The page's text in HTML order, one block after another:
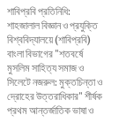
শাবিপ্রবি প্রতিনিধি:
শাহজালাল বিজ্ঞান ও প্রযুক্তি
বিশ্ববিদ্যালয়ে (শাবিপ্রবি)
বাংলা বিভাগের "শতবর্ষে
মুসলিম সাহিত্য সমাজ ও
সিলেটে নজরুল: মুক্তচিন্তা ও
দ্রোহের উত্তরাধিকার" শীর্ষক
প্রথম আন্তর্জাতিক ভাষা ও
সাহিত্য সম্মেলনের
(আইসিবিএলএল-২০২৬)
নিবন্ধন শুরু হয়েছে।
সোমবার (৩ আগস্ট) দুপুর
১টায় সাংবাদিকদের সঙ্গে
মতবিনিময় সভায় বিষয়টি
নিশ্চিত করেন বাংলা বিভাগের